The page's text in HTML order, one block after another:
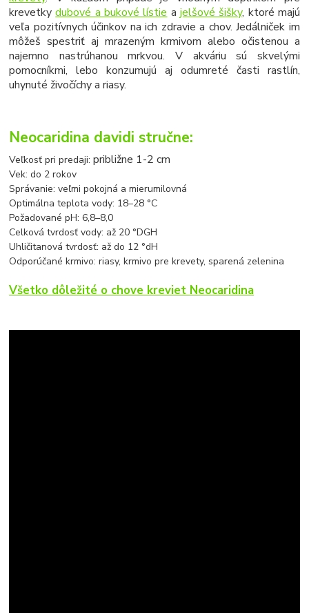
krevetkydubové a bukové lístie a jelšové šišky, ktoré majú
veľa pozitívnych účinkov na ich zdravie a chov. Jedálniček im
môžeš spestriť aj mrazeným krmivom alebo očistenou a
najemno nastrúhanou mrkvou. V akváriu sú skvelými
pomocníkmi, lebo konzumujú aj odumreté časti rastlín,
uhynuté živočíchy a riasy.
Neocaridina davidi stručne:
Veľkosť pri predaji:približne 1-2 cm
Vek: do 2 rokov
Správanie: veľmi pokojná a mierumilovná
Optimálna teplota vody: 18–28 °C
Požadované pH: 6,8–8,0
Celková tvrdosť vody: až 20 °DGH
Uhličitanová tvrdosť: až do 12 °dH
Odporúčané krmivo: riasy, krmivo pre krevety, sparená zelenina
Všetko dôležité o chove kreviet Neocaridina